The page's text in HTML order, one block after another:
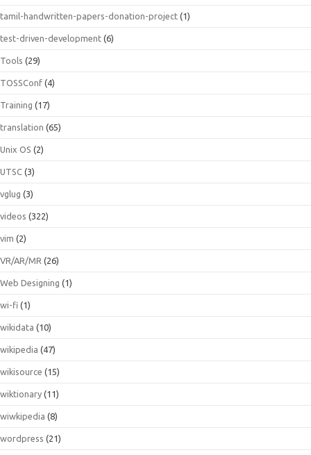
tamil-handwritten-papers-donation-project (1)
test-driven-development (6)
Tools (29)
TOSSConf (4)
Training (17)
translation (65)
Unix OS (2)
UTSC (3)
vglug (3)
videos (322)
vim (2)
VR/AR/MR (26)
Web Designing (1)
wi-fi (1)
wikidata (10)
wikipedia (47)
wikisource (15)
wiktionary (11)
wiwkipedia (8)
wordpress (21)